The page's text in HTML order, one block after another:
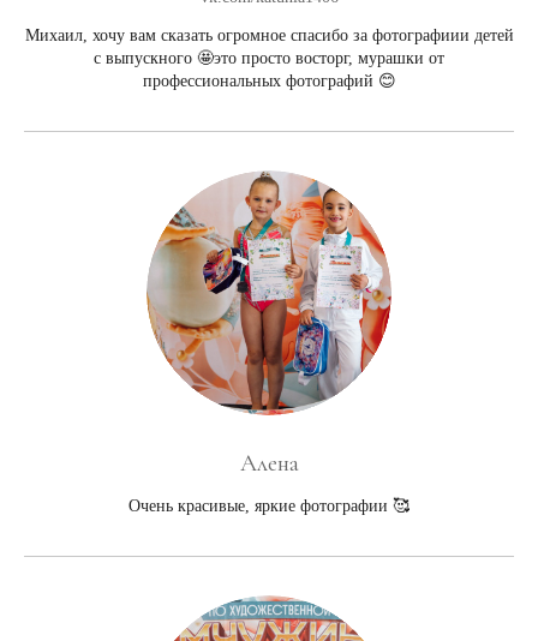
Михаил, хочу вам сказать огромное спасибо за фотографиии детей
с выпускного 🤩это просто восторг, мурашки от
профессиональных фотографий 😊
Алена
Очень красивые, яркие фотографии 🥰